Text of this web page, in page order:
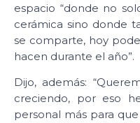
espacio “donde no
cerámica sino donde
se comparte, hoy
hacen durante el año”.
Dijo, además:
creciendo, por eso
personal más para